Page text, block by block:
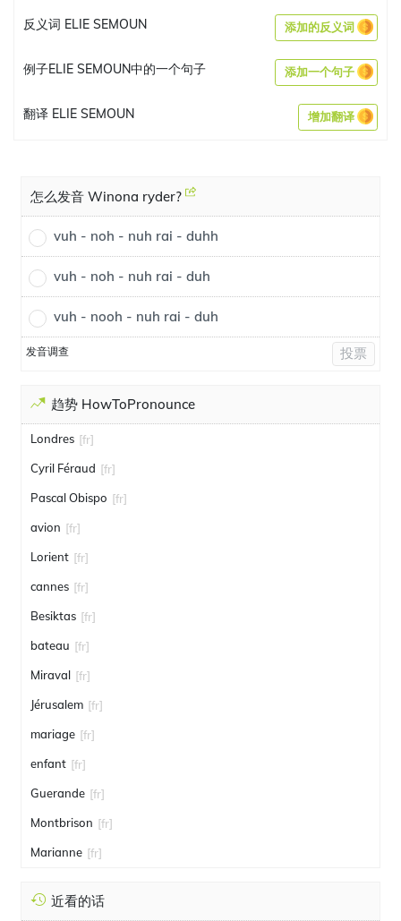
反义词 ELIE SEMOUN 添加的反义词
例子ELIE SEMOUN中的一个句子 添加一个句子
翻译 ELIE SEMOUN 增加翻译
怎么发音 Winona ryder?
vuh - noh - nuh rai - duhh
vuh - noh - nuh rai - duh
vuh - nooh - nuh rai - duh
发音调查 投票
趋势 HowToPronounce
Londres [fr]
Cyril Féraud [fr]
Pascal Obispo [fr]
avion [fr]
Lorient [fr]
cannes [fr]
Besiktas [fr]
bateau [fr]
Miraval [fr]
Jérusalem [fr]
mariage [fr]
enfant [fr]
Guerande [fr]
Montbrison [fr]
Marianne [fr]
近看的话